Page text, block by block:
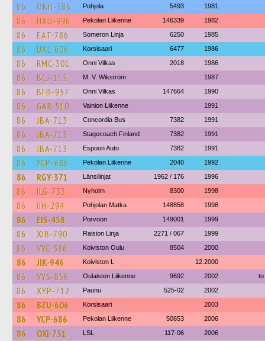
86 OKH-386 Pohjola 5493 1981
86 HXU-996 Pekolan Liikenne 146339 1982
86 EAT-786 Someron Linja 6250 1985
86 UXL-606 Korsisaari 6477 1986
86 RMC-301 Onni Vilkas 2018 1986
86 BCJ-115 M. V. Wikström 1987
86 BFB-957 Onni Vilkas 147664 1990
86 GAR-510 Vainion Liikenne 1991
86 JBA-713 Concordia Bus 7382 1991
86 JBA-713 Stagecoach Finland 7382 1991
86 JBA-713 Espoon Auto 7382 1991
86 YCP-686 Pekolan Liikenne 2040 1992
86 RGY-371 Länsilinjat 1962 / 176 1996
86 ILG-733 Nyholm 8300 1998
86 IIH-294 Pohjolan Matka 148858 1998
86 EIS-438 Porvoon 149001 1999
86 XIB-790 Raision Linja 2271 / 067 1999
86 VYC-586 Koiviston Oulu 8504 2000
86 JIK-946 Koiviston L 12.2000
86 VYS-856 Oulaisten Liikenne 9692 2002 to
86 XYP-712 Paunu 525-02 2002
86 BZU-606 Korsisaari 2003
86 YCP-686 Pekolan Liikenne 50653 2006
86 OXI-751 LSL 117-06 2006